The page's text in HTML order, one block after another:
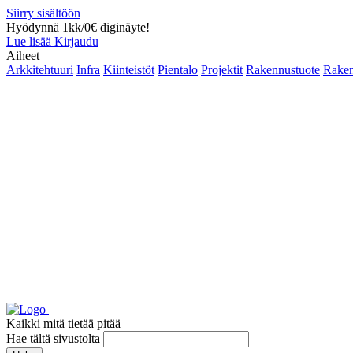
Siirry sisältöön
Hyödynnä 1kk/0€ diginäyte!
Lue lisää Kirjaudu
Aiheet
Arkkitehtuuri Infra Kiinteistöt Pientalo Projektit Rakennustuote
Kaikki mitä tietää pitää
Hae tältä sivustolta